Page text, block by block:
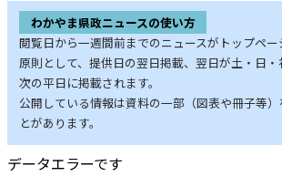
わかやま県政ニュースの使い方
閲覧日から一週間前までのニュースがトップペー
原則として、提供日の翌日掲載、翌日が土・日
次の平日に掲載されます。
公開している情報は資料の一部（図表や冊子等
とがあります。
データエラーです